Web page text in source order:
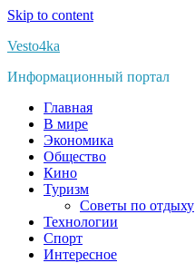
Skip to content
Vesto4ka
Информационный портал
Главная
В мире
Экономика
Общество
Кино
Туризм
Советы по отдыху
Технологии
Спорт
Интересное